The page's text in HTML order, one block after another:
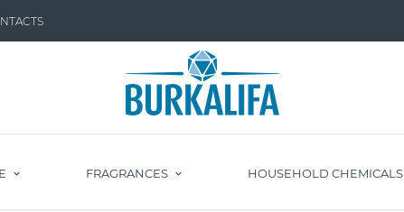
FRAGRANCES HOUSEHOLD CHEMICALS